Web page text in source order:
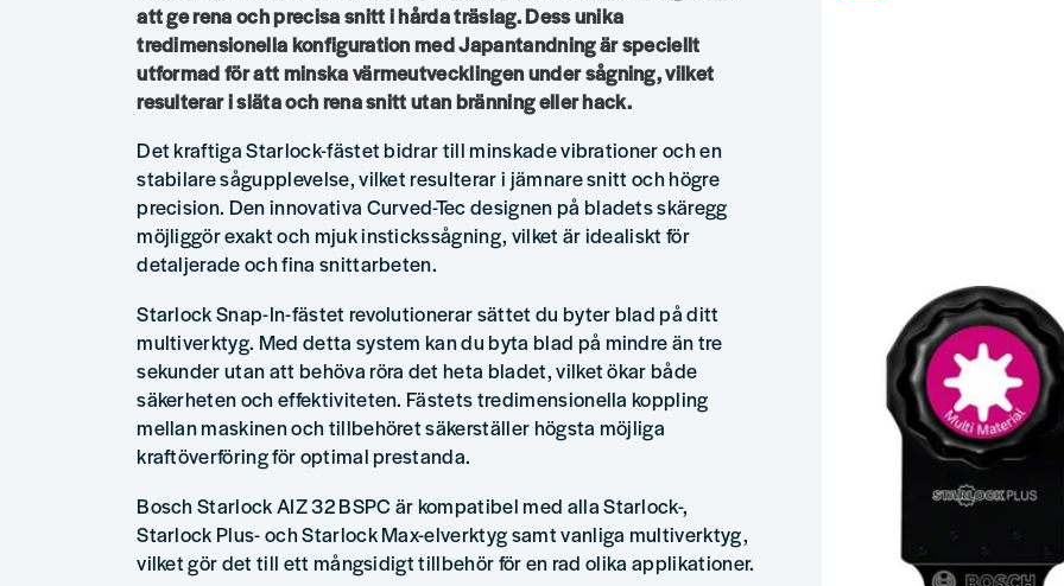
att ge rena och precisa snitt i hårda träslag. Dess unika
tredimensionella konfiguration med Japantandning är speciellt
utformad för att minska värmeutvecklingen under sågning, vilket
resulterar i släta och rena snitt utan bränning eller hack.
Det kraftiga Starlock-fästet bidrar till minskade vibrationer och en
stabilare sågupplevelse, vilket resulterar i jämnare snitt och högre
precision. Den innovativa Curved-Tec designen på bladets skäregg
möjliggör exakt och mjuk instickssågning, vilket är idealiskt för
detaljerade och fina snittarbeten.
Starlock Snap-In-fästet revolutionerar sättet du byter blad på ditt
multiverktyg. Med detta system kan du byta blad på mindre än tre
sekunder utan att behöva röra det heta bladet, vilket ökar både
säkerheten och effektiviteten. Fästets tredimensionella koppling
mellan maskinen och tillbehöret säkerställer högsta möjliga
kraftöverföring för optimal prestanda.
Bosch Starlock AIZ 32 BSPC är kompatibel med alla Starlock-,
Starlock Plus- och Starlock Max-elverktyg samt vanliga multiverktyg,
vilket gör det till ett mångsidigt tillbehör för en rad olika applikationer.